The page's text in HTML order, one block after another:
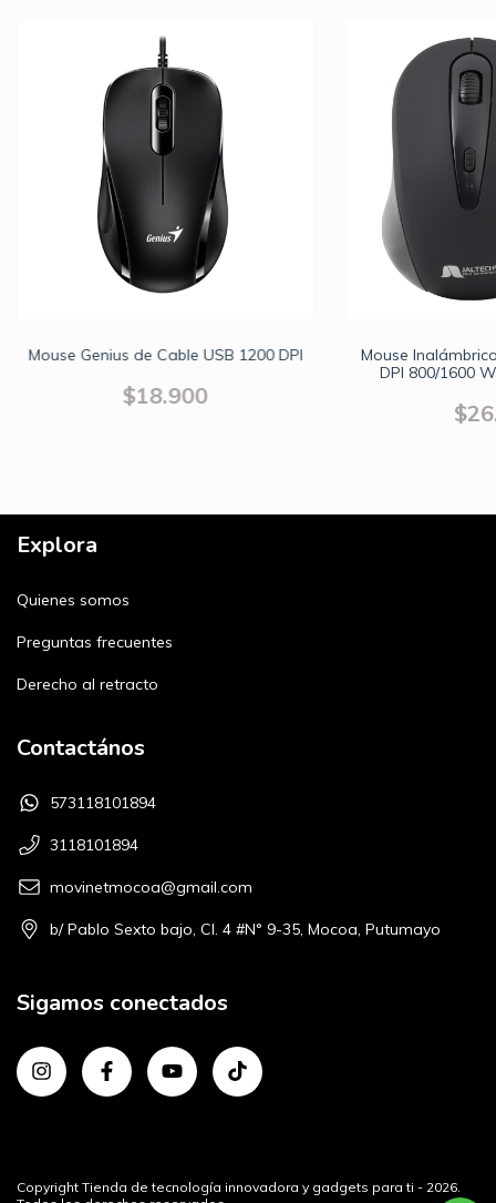
Mouse Genius de Cable USB 1200 DPI
$18.900
Mouse
DPI 800/1600
Explora
Quienes somos
Preguntas frecuentes
Derecho al retracto
Contactános
573118101894
3118101894
movinetmocoa@gmail.com
b/ Pablo Sexto bajo, Cl. 4 #N° 9-35, Mocoa, Putumayo
Sigamos conectados
Copyright Tienda de tecnología innovadora y gadgets para ti - 2026.